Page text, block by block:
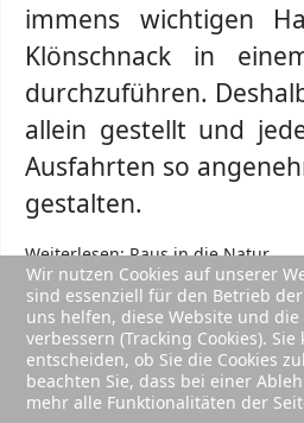
immens wichtigen
Klönschnack in
durchzuführen.
allein gestellt und
Ausfahrten so
gestalten.
Weiterlesen: Raus in die Natur
Wir nutzen Cookies auf unserer
sind essenziell für den Betrieb
uns helfen, diese Website und
verbessern (Tracking Cookies).
entscheiden, ob Sie die Cookies
beachten Sie, dass bei einer
mehr alle Funktionalitäten der